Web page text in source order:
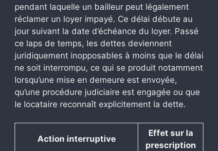
pendant laquelle un bailleur peut légalement
réclamer un loyer impayé. Ce délai débute au
jour suivant la date d’échéance du loyer. Passé
ce laps de temps, les dettes deviennent
juridiquement inopposables à moins que le délai
ne soit interrompu, ce qui se produit notamment
lorsqu’une mise en demeure est envoyée,
qu’une procédure judiciaire est engagée ou que
le locataire reconnaît explicitement la dette.
Action interruptive
Effet sur la
prescription